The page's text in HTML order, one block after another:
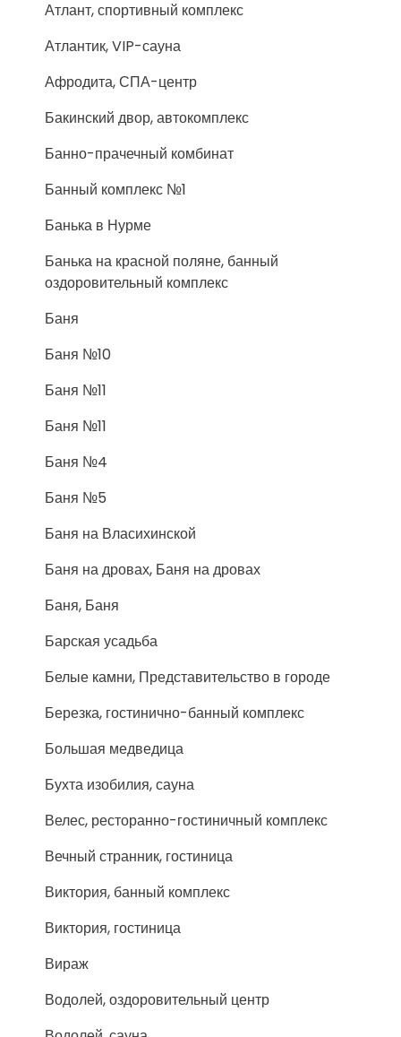
Атлант, спортивный комплекс
Атлантик, VIP-сауна
Афродита, СПА-центр
Бакинский двор, автокомплекс
Банно-прачечный комбинат
Банный комплекс №1
Банька в Нурме
Банька на красной поляне, банный
оздоровительный комплекс
Баня
Баня №10
Баня №11
Баня №11
Баня №4
Баня №5
Баня на Власихинской
Баня на дровах, Баня на дровах
Баня, Баня
Барская усадьба
Белые камни, Представительство в городе
Березка, гостинично-банный комплекс
Большая медведица
Бухта изобилия, сауна
Велес, ресторанно-гостиничный комплекс
Вечный странник, гостиница
Виктория, банный комплекс
Виктория, гостиница
Вираж
Водолей, оздоровительный центр